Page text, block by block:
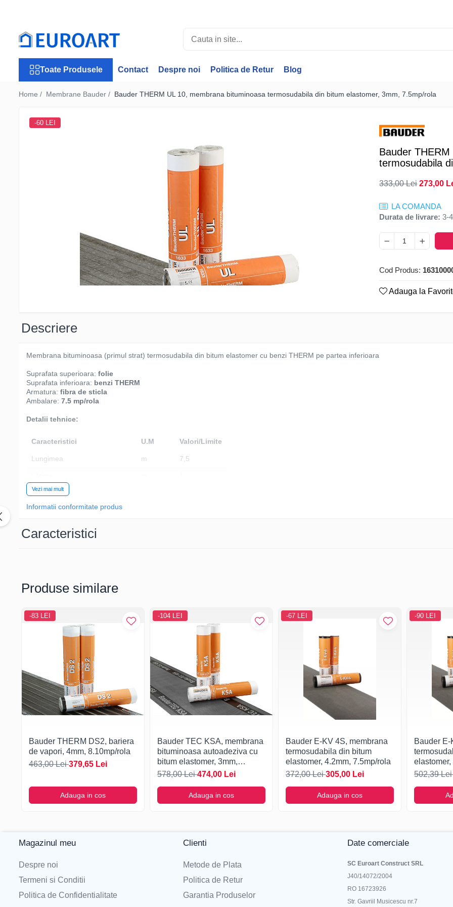
Toate Produsele
Accesorii jgheaburi
Burlane
Accesorii burlane
Rulouri tabla
Toate Produsele Contact Despre noi Politica de Retur Blog
Home / Membrane Bauder / Bauder THERM UL 10, membrana bituminoasa termosudabila din bitum elastomer, 3mm, 7.5mp/rola
Bauder
termosudabila
-60 LEI
333,00 Lei 273,00
LA COMANDA
Durata de livrare: 3-
Cod Produs:
Adauga la
Descriere
Membrana bituminoasa (primul strat) termosudabila din bitum elastomer cu benzi THERM pe partea inferioara
Suprafata superioara: folie
Suprafata inferioara: benzi THERM
Armatura: fibra de sticla
Ambalare: 7.5 mp/rola
Detalii tehnice:
Caracteristici U.M Valori/Limite
Lungimea m 7,5
Grosimea
Flexibilitatea la recesuperior
Flexibilitatea la receinferior
Rezistența max. la tracțiune
N/5cm ≥ 300
Alungirea la rupere longitudinal
Alungirea la rupere transversal
Liniaritate mm/10m <20
Etanșeitate la apă, metoda B există
Descarca instructiuni de montaj
Vezi mai mult
Informatii conformitate produs
Caracteristici
Produse similare
-83 LEI
Bauder THERM DS2, bariera
de vapori, 4mm, 8.10mp/rola
463,00 Lei379,65 Lei
Adauga in cos
-104 LEI
Bauder TEC KSA, membrana
bituminoasa autoadeziva cu
bitum elastomer, 3mm,
10/mp/rola
578,00 Lei474,00 Lei
Adauga in cos
-67 LEI
Bauder E-KV 4S, membrana
termosudabila din bitum
elastomer, 4.2mm, 7.5mp/rola
372,00 Lei305,00 Lei
Adauga in cos
-90 LEI
Bauder E-
502,39
Magazinul meu
Despre noi
Termeni si Conditii
Politica de Confidentialitate
Clienti
Metode de Plata
Politica de Retur
Garantia Produselor
Date comerciale
SC Euroart Construct SRL
J40/14072/2004
RO 16723926
Str. Gavriil Musicescu nr.7